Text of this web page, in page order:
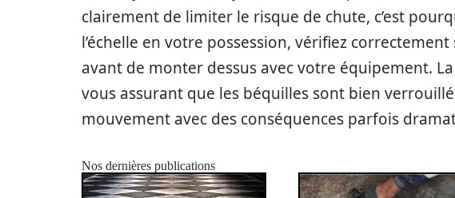
clairement de limiter le risque de chute, c’est
l’échelle en votre possession, vérifiez
avant de monter dessus avec votre équipement.
vous assurant que les béquilles sont bien
mouvement avec des conséquences parfois
Nos dernières publications